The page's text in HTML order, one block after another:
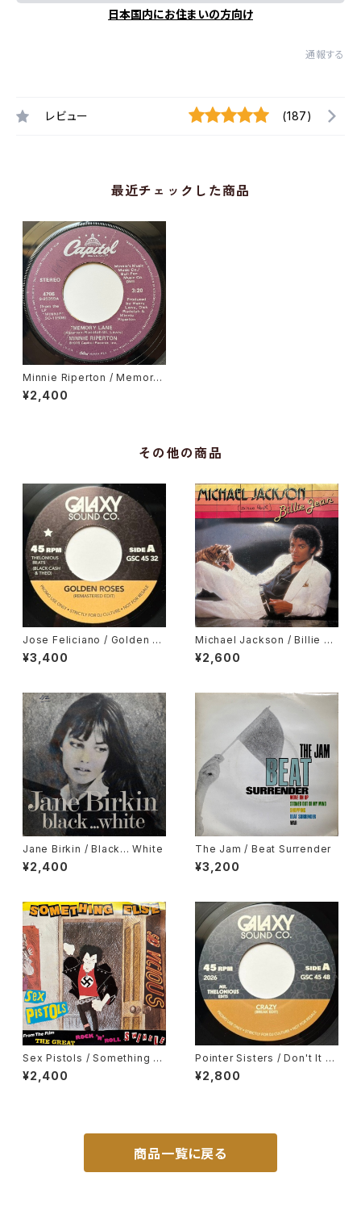
日本国内にお住まいの方向け
通報する
レビュー (187)
最近チェックした商品
Minnie Riperton / Memory
Lane
¥2,400
その他の商品
Jose Feliciano / Golden La
dy, Gene Harris / Losalamit
oslatinfunklovesong
¥3,400
Michael Jackson / Billie Je
an, It's The Falling In Love
¥2,600
Jane Birkin / Black... White
¥2,400
The Jam / Beat Surrender
¥3,200
Sex Pistols / Something El
se
¥2,400
Pointer Sisters / Don't It Dr
ive You Crazy, Gene Chand
ler / In My Body's House
¥2,800
商品一覧に戻る